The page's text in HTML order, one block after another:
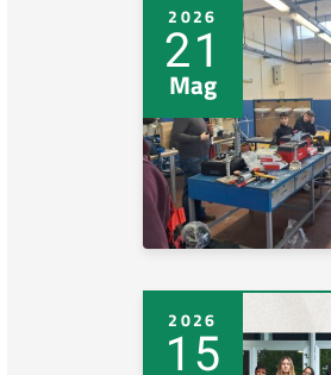
2026
21
Mag
2026
15